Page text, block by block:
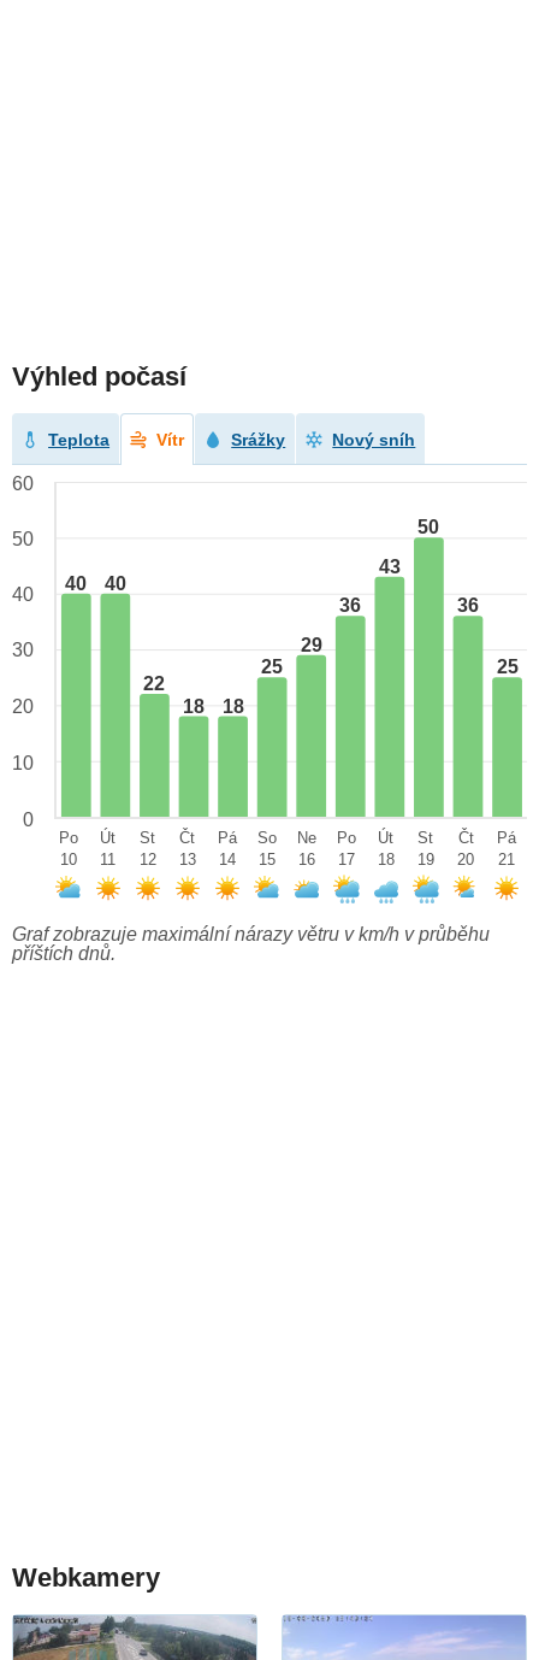
Výhled počasí
Teplota Vítr Srážky Nový sníh
40 40
22
18
18
25
29
36
43
50
36
25
60
50
40
30
20
10
0
Po
10
Út
11
St
12
Čt
13
Pá
14
So
15
Ne
16
Po
17
Út
18
St
19
Čt
20
Pá
21
Graf zobrazuje maximální nárazy větru v km/h v průběhu
příštích dnů.
Webkamery